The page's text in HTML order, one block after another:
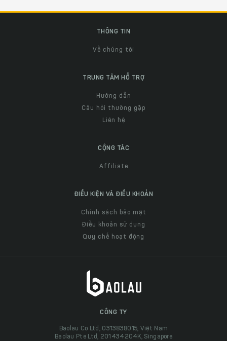
THÔNG TIN
Về chúng tôi
TRUNG TÂM HỖ TRỢ
Hướng dẫn
Câu hỏi thường gặp
Liên hệ
CỘNG TÁC
Affiliate
ĐIỀU KIỆN VÀ ĐIỀU KHOẢN
Chính sách bảo mật
Điều khoản sử dụng
Quy chế hoạt động
CÔNG TY
Baolau Co Ltd, 0313838015, Việt Nam
Baolau Pte Ltd, 201434204K, Singapore